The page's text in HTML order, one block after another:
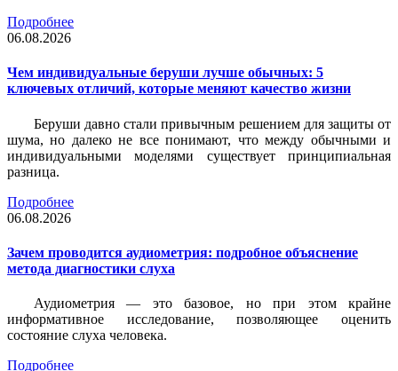
Подробнее
06.08.2026
Чем индивидуальные беруши лучше обычных: 5
ключевых отличий, которые меняют качество жизни
Беруши давно стали привычным решением для защиты от
шума, но далеко не все понимают, что между обычными и
индивидуальными моделями существует принципиальная
разница.
Подробнее
06.08.2026
Зачем проводится аудиометрия: подробное объяснение
метода диагностики слуха
Аудиометрия — это базовое, но при этом крайне
информативное исследование, позволяющее оценить
состояние слуха человека.
Подробнее